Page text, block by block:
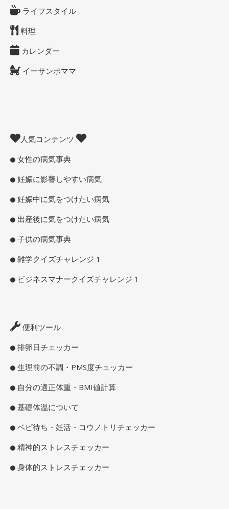
ライフスタイル
料理
カレンダー
イーサンポママ
人気コンテンツ
女性の病気事典
妊娠に影響しやすい病気
妊娠中に気をつけたい病気
出産後に気をつけたい病気
子供の病気事典
雑学クイズチャレンジ 1
ビジネスマナークイズチャレンジ 1
便利ツール
排卵日チェッカー
生理前の不調・PMS度チェッカー
自分の適正体重・BMI値計算
基礎体温について
ベビ待ち・妊活・コウノトリチェッカー
精神的ストレスチェッカー
身体的ストレスチェッカー